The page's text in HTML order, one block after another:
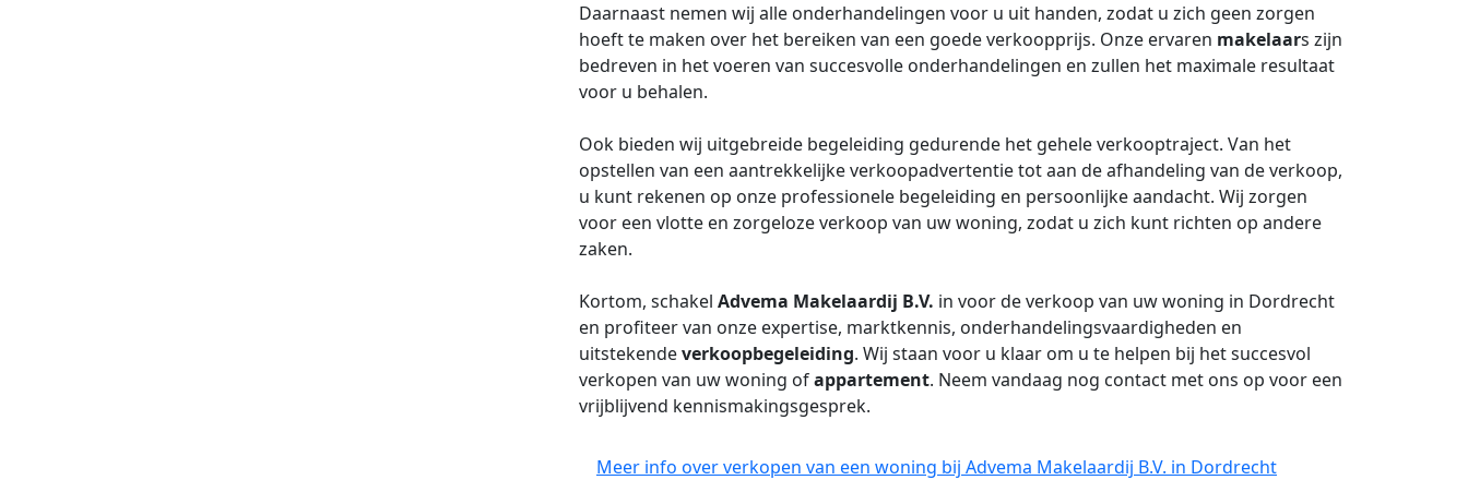
Daarnaast nemen wij alle onderhandelingen voor u uit handen, zodat u zich geen zorgen
hoeft te maken over het bereiken van een goede verkoopprijs. Onze ervaren makelaars zijn
bedreven in het voeren van succesvolle onderhandelingen en zullen het maximale resultaat
voor u behalen.
Ook bieden wij uitgebreide begeleiding gedurende het gehele verkooptraject. Van het
opstellen van een aantrekkelijke verkoopadvertentie tot aan de afhandeling van de verkoop,
u kunt rekenen op onze professionele begeleiding en persoonlijke aandacht. Wij zorgen
voor een vlotte en zorgeloze verkoop van uw woning, zodat u zich kunt richten op andere
zaken.
Kortom, schakel Advema Makelaardij B.V. in voor de verkoop van uw woning in Dordrecht
en profiteer van onze expertise, marktkennis, onderhandelingsvaardigheden en
uitstekendeverkoopbegeleiding. Wij staan voor u klaar om u te helpen bij het succesvol
verkopen van uw woning ofappartement. Neem vandaag nog contact met ons op voor een
vrijblijvend kennismakingsgesprek.
Meer info over verkopen van een woning bij Advema Makelaardij B.V. in Dordrecht